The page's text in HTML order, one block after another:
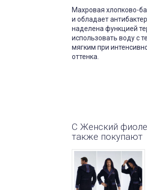
Махровая хлопково-
и обладает
наделена функцией
использовать воду с
мягким при
оттенка.
С Женский
также покупают